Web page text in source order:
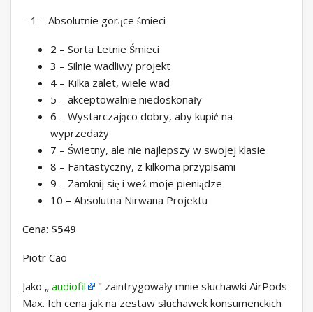
– 1 – Absolutnie gorące śmieci
2 – Sorta Letnie Śmieci
3 – Silnie wadliwy projekt
4 – Kilka zalet, wiele wad
5 – akceptowalnie niedoskonały
6 – Wystarczająco dobry, aby kupić na
wyprzedaży
7 – Świetny, ale nie najlepszy w swojej klasie
8 – Fantastyczny, z kilkoma przypisami
9 – Zamknij się i weź moje pieniądze
10 – Absolutna Nirwana Projektu
Cena: $549
Piotr Cao
Jako „ audiofil
" zaintrygowały mnie słuchawki AirPods
Max. Ich cena jak na zestaw słuchawek konsumenckich